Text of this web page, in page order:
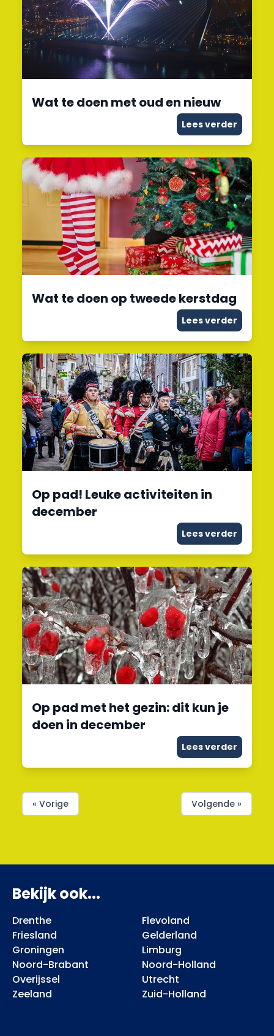
Wat te doen met oud en nieuw
Lees verder
Wat te doen op tweede kerstdag
Lees verder
Op pad! Leuke activiteiten in
december
Lees verder
Op pad met het gezin: dit kun je
doen in december
Lees verder
« Vorige Volgende »
Bekijk ook...
Drenthe
Flevoland
Friesland
Gelderland
Groningen
Limburg
Noord-Brabant
Noord-Holland
Overijssel
Utrecht
Zeeland
Zuid-Holland